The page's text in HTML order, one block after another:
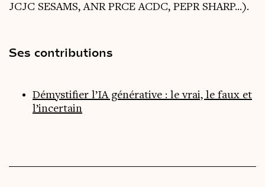
JCJC SESAMS, ANR PRCE ACDC, PEPR SHARP...).
Ses contributions
Démystifier l’IA générative : le vrai, le faux et
l’incertain